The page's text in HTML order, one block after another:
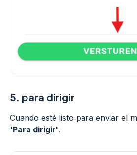
5. para dirigir
Cuando esté listo para enviar el
'Para dirigir'.